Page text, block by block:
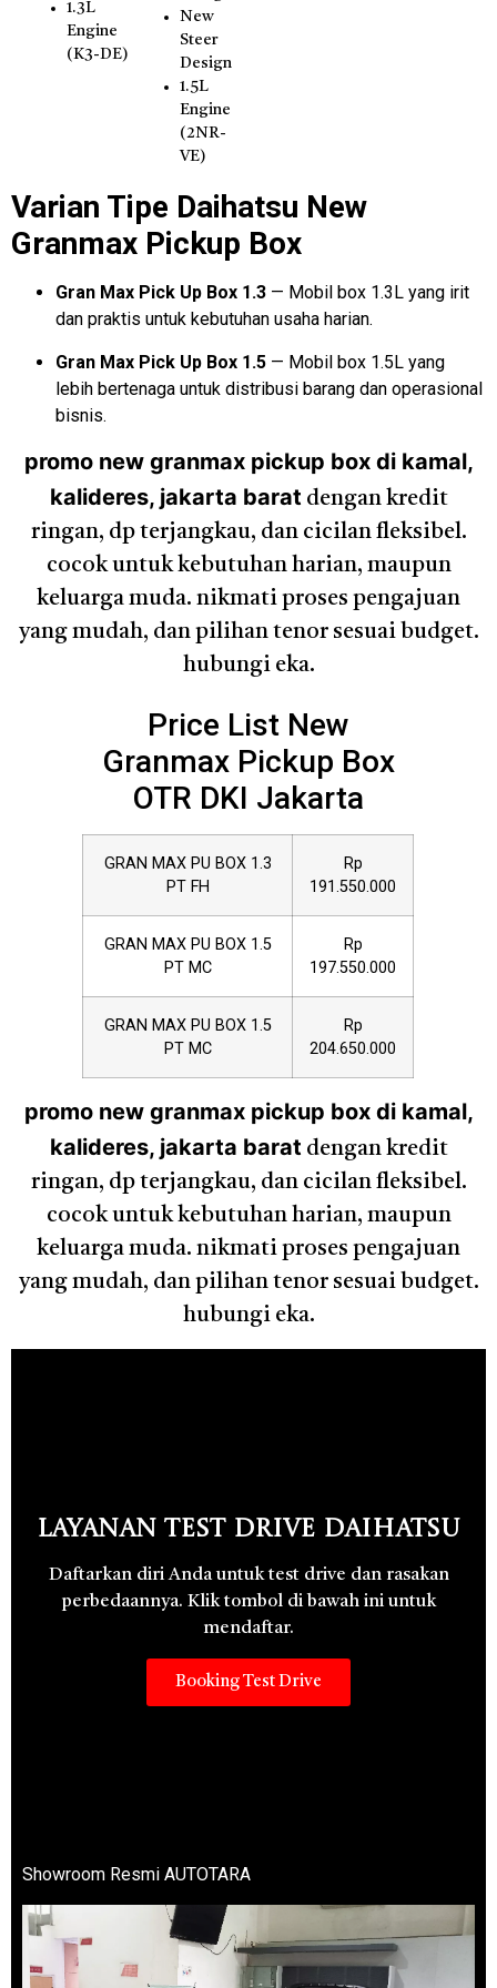
1.3L
Engine
(K3-DE)
New
Steer
Design
1.5L
Engine
(2NR-
VE)
Varian Tipe Daihatsu New
Granmax Pickup Box
Gran Max Pick Up Box 1.3 — Mobil box 1.3L yang irit
dan praktis untuk kebutuhan usaha harian.
Gran Max Pick Up Box 1.5 — Mobil box 1.5L yang
lebih bertenaga untuk distribusi barang dan operasional
bisnis.
promo new granmax pickup box di kamal,
kalideres, jakarta barat dengan kredit
ringan, dp terjangkau, dan cicilan fleksibel.
cocok untuk kebutuhan harian, maupun
keluarga muda. nikmati proses pengajuan
yang mudah, dan pilihan tenor sesuai budget.
hubungi eka.
Price List New
Granmax Pickup Box
OTR DKI Jakarta
GRAN MAX PU BOX 1.3
PT FH
Rp
191.550.000
GRAN MAX PU BOX 1.5
PT MC
Rp
197.550.000
GRAN MAX PU BOX 1.5
PT MC
Rp
204.650.000
promo new granmax pickup box di kamal,
kalideres, jakarta barat dengan kredit
ringan, dp terjangkau, dan cicilan fleksibel.
cocok untuk kebutuhan harian, maupun
keluarga muda. nikmati proses pengajuan
yang mudah, dan pilihan tenor sesuai budget.
hubungi eka.
Layanan Test Drive Daihatsu
Daftarkan diri Anda untuk test drive dan rasakan
perbedaannya. Klik tombol di bawah ini untuk
mendaftar.
Booking Test Drive
Showroom Resmi AUTOTARA